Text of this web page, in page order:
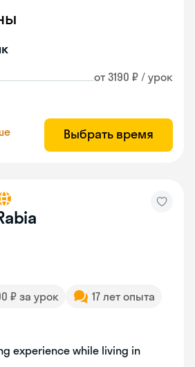
от 3190 ₽ / урок
Выбрать время
₽ за урок
17 лет опыта
experience while living in